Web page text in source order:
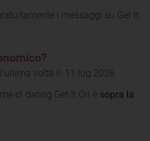
i messaggi su Get It
volta il: 11 lug 2026
di dating Get It On è sopra la